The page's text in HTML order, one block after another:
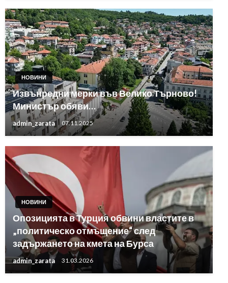
НОВИНИ
Извънредни мерки във Велико Търново!
Министър обяви…
admin_zarata 07.11.2025
НОВИНИ
Опозицията в Турция обвини властите в
„политическо отмъщение“ след
задържането на кмета на Бурса
admin_zarata 31.03.2026